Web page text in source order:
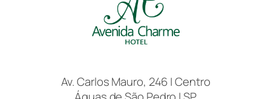
Av. Carlos Mauro, 246 | Centro